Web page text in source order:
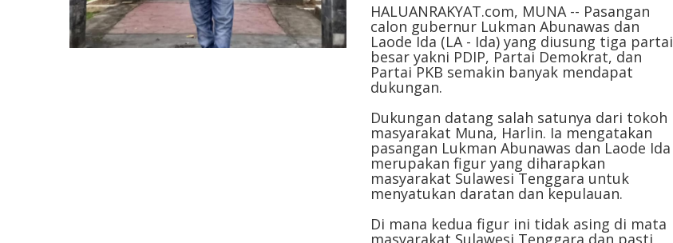
HALUANRAKYAT.com, MUNA -- Pasangan
calon gubernur Lukman Abunawas dan
Laode Ida (LA - Ida) yang diusung tiga partai
besar yakni PDIP, Partai Demokrat, dan
Partai PKB semakin banyak mendapat
dukungan.
Dukungan datang salah satunya dari tokoh
masyarakat Muna, Harlin. Ia mengatakan
pasangan Lukman Abunawas dan Laode Ida
merupakan figur yang diharapkan
masyarakat Sulawesi Tenggara untuk
menyatukan daratan dan kepulauan.
Di mana kedua figur ini tidak asing di mata
masyarakat Sulawesi Tenggara dan pasti